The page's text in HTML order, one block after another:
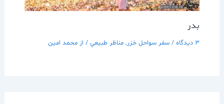
بدر
3 دیدگاه / سفر سواحل خزر, مناظر طبيعي/ از محمد امین